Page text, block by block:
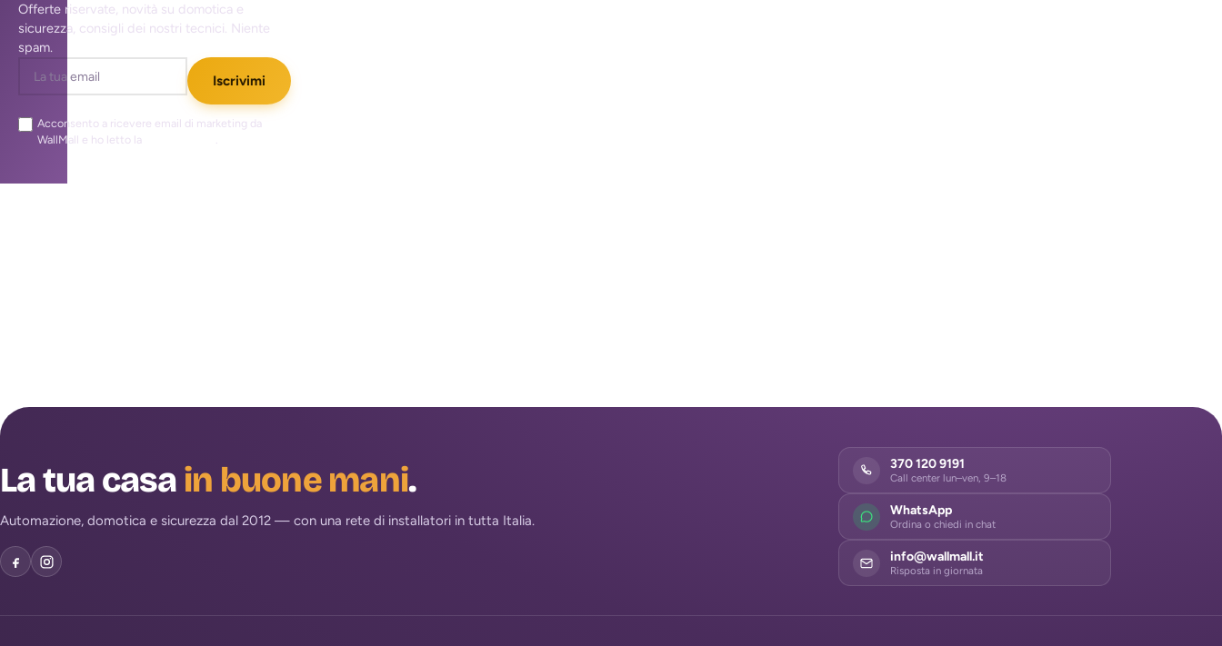
Offerte riservate, novità su domotica e
sicurezza, consigli dei nostri tecnici. Niente
spam.
Iscrivimi
Acconsento a ricevere email di marketing da
WallMall e ho letto la
.
La tua casa in buone mani.
Automazione, domotica e sicurezza dal 2012 — con una rete di installatori in tutta Italia.
370 120 9191
Call center lun–ven, 9–18
WhatsApp
Ordina o chiedi in chat
info@wallmall.it
Risposta in giornata